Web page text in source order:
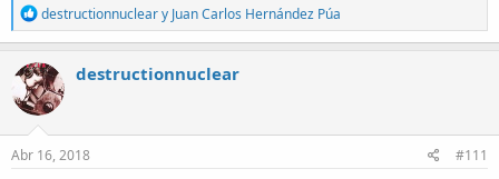
R
e
a
c
t
i
o
n
s
destructionnucleary Juan Carlos Hernández Púa
destructionnuclear
Abr 16, 2018 #111